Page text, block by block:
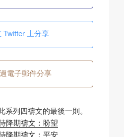
Twitter 上分享
電子郵件分享
列四禱文的最後一則。
降期禱文：盼望
降期禱文：平安